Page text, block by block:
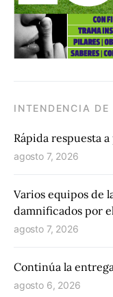
INTENDENCIA DE
Rápida respuesta
agosto 7, 2026
Varios equipos de
damnificados por
agosto 7, 2026
Continúa la
agosto 6, 2026